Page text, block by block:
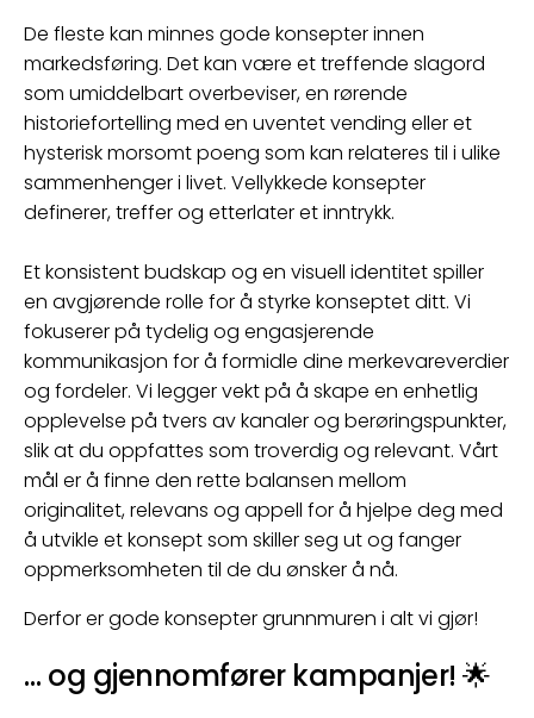
De fleste kan minnes gode konsepter innen
markedsføring. Det kan være et treffende slagord
som umiddelbart overbeviser, en rørende
historiefortelling med en uventet vending eller et
hysterisk morsomt poeng som kan relateres til i ulike
sammenhenger i livet. Vellykkede konsepter
definerer, treffer og etterlater et inntrykk.
Et konsistent budskap og en visuell identitet spiller
en avgjørende rolle for å styrke konseptet ditt. Vi
fokuserer på tydelig og engasjerende
kommunikasjon for å formidle dine merkevareverdier
og fordeler. Vi legger vekt på å skape en enhetlig
opplevelse på tvers av kanaler og berøringspunkter,
slik at du oppfattes som troverdig og relevant. Vårt
mål er å finne den rette balansen mellom
originalitet, relevans og appell for å hjelpe deg med
å utvikle et konsept som skiller seg ut og fanger
oppmerksomheten til de du ønsker å nå.
Derfor er gode konsepter grunnmuren i alt vi gjør!
… og gjennomfører kampanjer! 🌟